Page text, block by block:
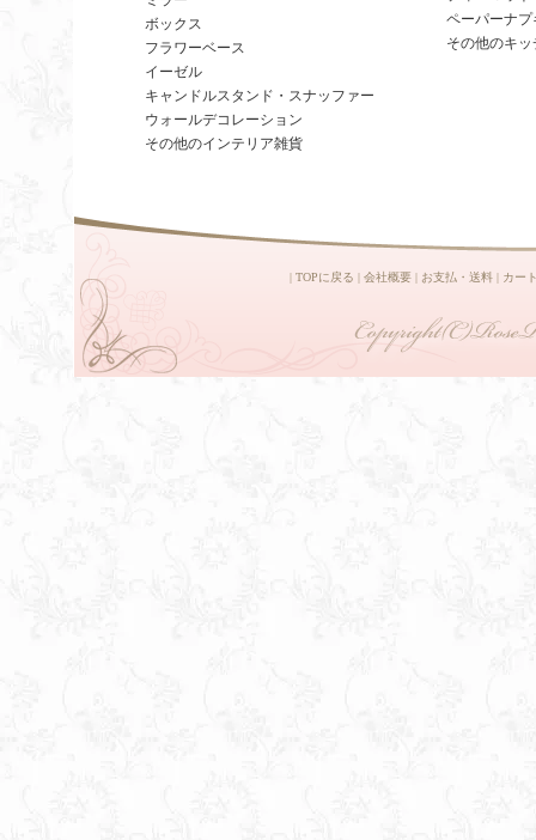
ボックス
フラワーベース
イーゼル
キャンドルスタンド・スナッファー
ウォールデコレーション
その他のインテリア雑貨
ペーパーナプ
その他のキ
| TOPに戻る | 会社概要| お支払・送料| カー